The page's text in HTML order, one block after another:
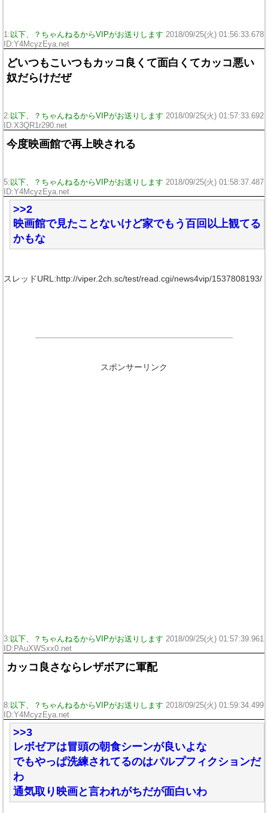
1: 以下、？ちゃんねるからVIPがお送りします 2018/09/25(火) 01:56:33.678
ID:Y4McyzEya.net
どいつもこいつもカッコ良くて面白くてカッコ悪い
奴だらけだぜ
2: 以下、？ちゃんねるからVIPがお送りします 2018/09/25(火) 01:57:33.692
ID:X3QR1r290.net
今度映画館で再上映される
5: 以下、？ちゃんねるからVIPがお送りします 2018/09/25(火) 01:58:37.487
ID:Y4McyzEya.net
>>2
映画館で見たことないけど家でもう百回以上観てる
かもな
スレッドURL:http://viper.2ch.sc/test/read.cgi/news4vip/1537808193/
スポンサーリンク
3: 以下、？ちゃんねるからVIPがお送りします 2018/09/25(火) 01:57:39.961
ID:PAuXWSxx0.net
カッコ良さならレザボアに軍配
8: 以下、？ちゃんねるからVIPがお送りします 2018/09/25(火) 01:59:34.499
ID:Y4McyzEya.net
>>3
レボゼアは冒頭の朝食シーンが良いよな
でもやっぱ洗練されてるのはパルプフィクションだ
わ
通気取り映画と言われがちだが面白いわ